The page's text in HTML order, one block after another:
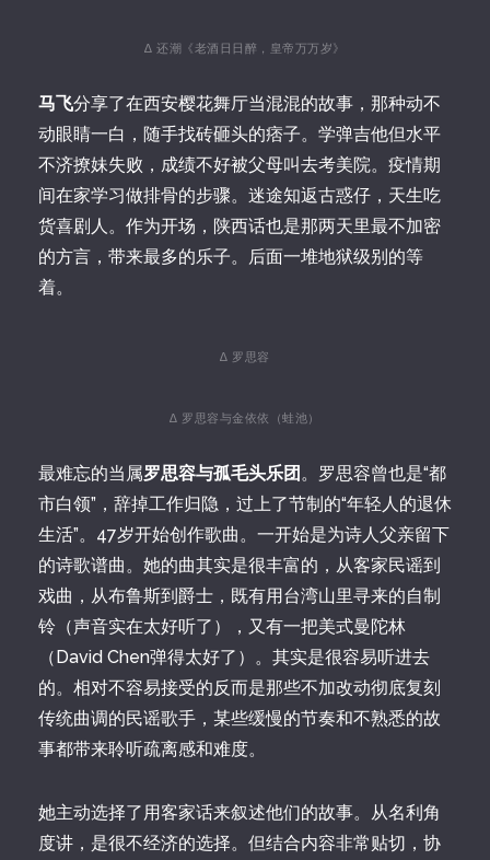
∆ 还潮《老酒日日醉，皇帝万万岁》
马飞分享了在西安樱花舞厅当混混的故事，那种动不
动眼睛一白，随手找砖砸头的痞子。学弹吉他但水平
不济撩妹失败，成绩不好被父母叫去考美院。疫情期
间在家学习做排骨的步骤。迷途知返古惑仔，天生吃
货喜剧人。作为开场，陕西话也是那两天里最不加密
的方言，带来最多的乐子。后面一堆地狱级别的等
着。
∆ 罗思容
∆ 罗思容与金依依（蛙池）
最难忘的当属罗思容与孤毛头乐团 。罗思容曾也是“都
市白领”，辞掉工作归隐，过上了节制的“年轻人的退休
生活”。47岁开始创作歌曲。一开始是为诗人父亲留下
的诗歌谱曲。她的曲其实是很丰富的，从客家民谣到
戏曲，从布鲁斯到爵士，既有用台湾山里寻来的自制
铃（声音实在太好听了），又有一把美式曼陀林
（David Chen弹得太好了）。其实是很容易听进去
的。相对不容易接受的反而是那些不加改动彻底复刻
传统曲调的民谣歌手，某些缓慢的节奏和不熟悉的故
事都带来聆听疏离感和难度。
她主动选择了用客家话来叙述他们的故事。从名利角
度讲，是很不经济的选择。但结合内容非常贴切，协